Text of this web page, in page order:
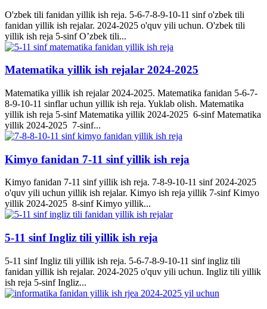
O'zbek tili fanidan yillik ish reja. 5-6-7-8-9-10-11 sinf o'zbek tili
fanidan yillik ish rejalar. 2024-2025 o'quv yili uchun. O'zbek tili
yillik ish reja 5-sinf O’zbek tili...
Matematika yillik ish rejalar 2024-2025
Matematika yillik ish rejalar 2024-2025. Matematika fanidan 5-6-7-
8-9-10-11 sinflar uchun yillik ish reja. Yuklab olish. Matematika
yillik ish reja 5-sinf Matematika yillik 2024-2025 6-sinf Matematika
yillik 2024-2025 7-sinf...
Kimyo fanidan 7-11 sinf yillik ish reja
Kimyo fanidan 7-11 sinf yillik ish reja. 7-8-9-10-11 sinf 2024-2025
o'quv yili uchun yillik ish rejalar. Kimyo ish reja yillik 7-sinf Kimyo
yillik 2024-2025 8-sinf Kimyo yillik...
5-11 sinf Ingliz tili yillik ish reja
5-11 sinf Ingliz tili yillik ish reja. 5-6-7-8-9-10-11 sinf ingliz tili
fanidan yillik ish rejalar. 2024-2025 o'quv yili uchun. Ingliz tili yillik
ish reja 5-sinf Ingliz...